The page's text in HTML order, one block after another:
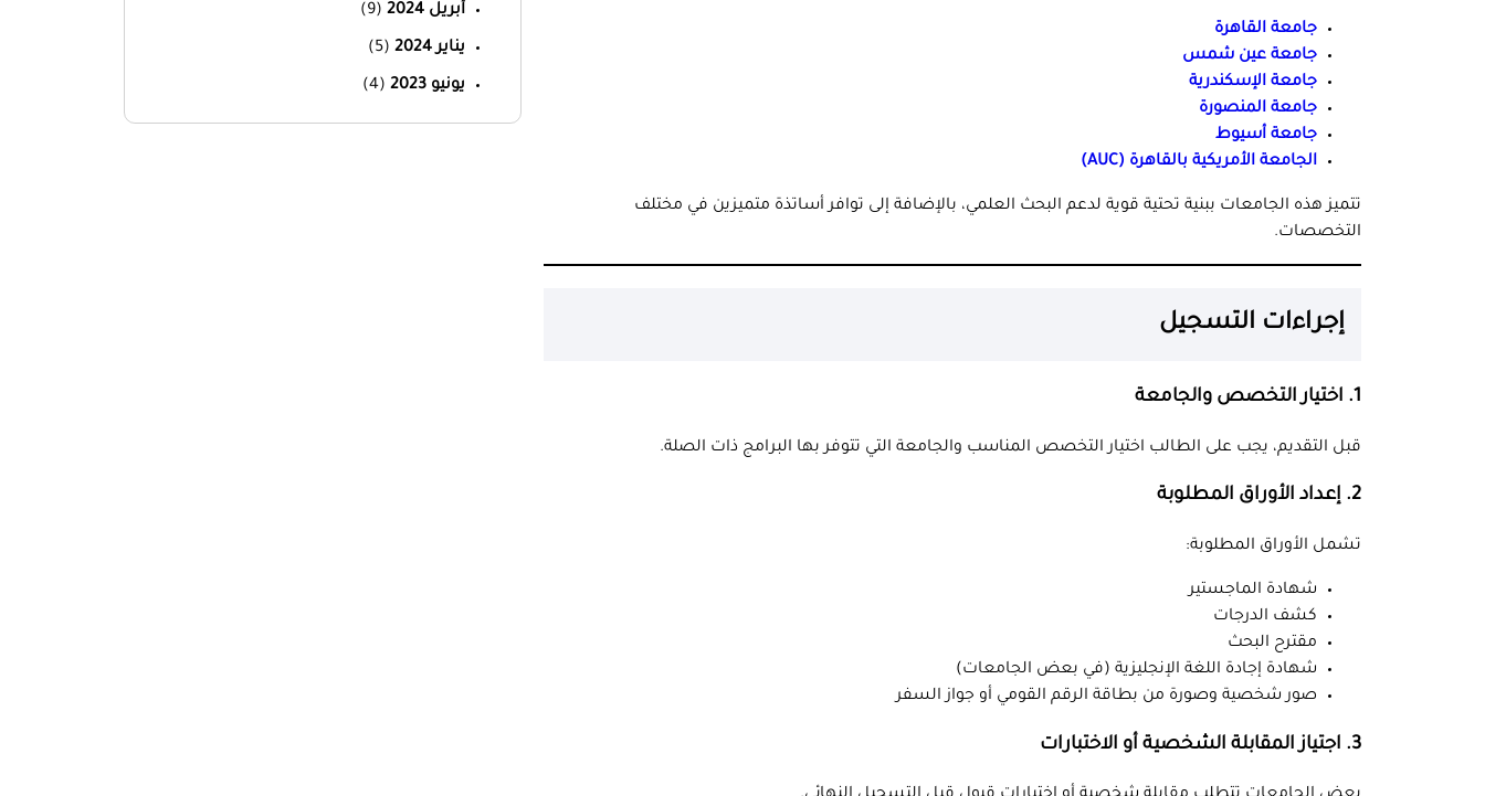
جامعة القاهرة
جامعة عين شمس
جامعة الإسكندرية
جامعة المنصورة
جامعة أسيوط
الجامعة الأمريكية بالقاهرة (AUC)
تتميز هذه الجامعات ببنية تحتية قوية لدعم البحث العلمي، بالإضافة إلى توافر أساتذة متميزين في مختلف
التخصصات.
إجراءات التسجيل
1. اختيار التخصص والجامعة
قبل التقديم، يجب على الطالب اختيار التخصص المناسب والجامعة التي تتوفر بها البرامج ذات الصلة.
2. إعداد الأوراق المطلوبة
تشمل الأوراق المطلوبة:
شهادة الماجستير
كشف الدرجات
مقترح البحث
شهادة إجادة اللغة الإنجليزية (في بعض الجامعات)
صور شخصية وصورة من بطاقة الرقم القومي أو جواز السفر
3. اجتياز المقابلة الشخصية أو الاختبارات
أبريل 2024 (9)
يناير 2024 (5)
يونيو 2023 (4)